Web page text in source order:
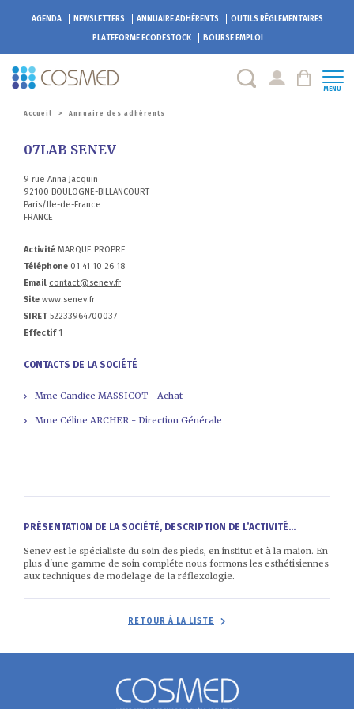
AGENDA NEWSLETTERS ANNUAIRE ADHÉRENTS
OUTILS RÉGLEMENTAIRES
PLATEFORMEECODESTOCK BOURSE EMPLOI
MENU
Accueil > Annuaire des adhérents
07LAB SENEV
9 rue Anna Jacquin
92100 BOULOGNE-BILLANCOURT
Paris/Ile-de-France
FRANCE
Activité MARQUE PROPRE
Téléphone 01 41 10 26 18
Email contact@senev.fr
Site www.senev.fr
SIRET 52233964700037
Effectif1
CONTACTS DE LA SOCIÉTÉ
Mme Candice MASSICOT - Achat
Mme Céline ARCHER - Direction Générale
PRÉSENTATION DE LA SOCIÉTÉ, DESCRIPTION DE L’ACTIVITÉ...
Senev est le spécialiste du soin des pieds, en institut et à la maion. En
plus d'une gamme de soin compléte nous formons les esthétisiennes
aux techniques de modelage de la réflexologie.
RETOUR À LA LISTE